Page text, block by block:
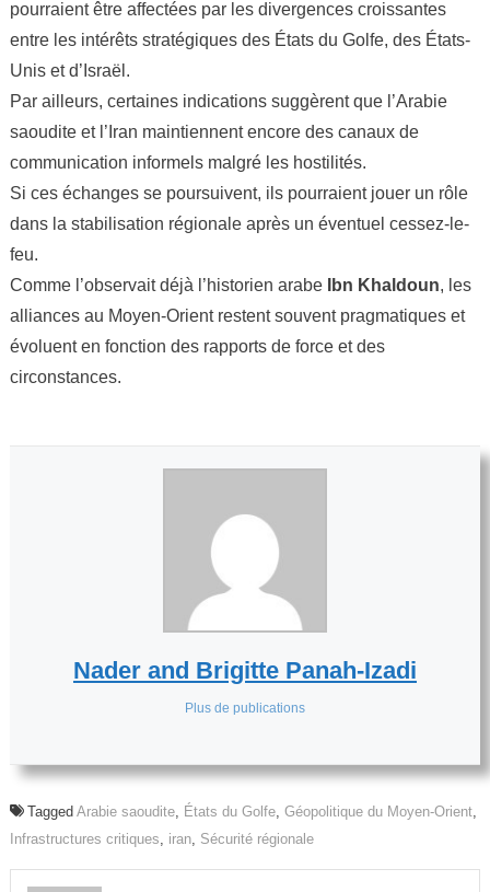
pourraient être affectées par les divergences croissantes
entre les intérêts stratégiques des États du Golfe, des États-
Unis et d’Israël.
Par ailleurs, certaines indications suggèrent que l’Arabie
saoudite et l’Iran maintiennent encore des canaux de
communication informels malgré les hostilités.
Si ces échanges se poursuivent, ils pourraient jouer un rôle
dans la stabilisation régionale après un éventuel cessez-le-
feu.
Comme l’observait déjà l’historien arabe
Ibn Khaldoun, les
alliances au Moyen-Orient restent souvent pragmatiques et
évoluent en fonction des rapports de force et des
circonstances.
Nader and Brigitte Panah-Izadi
Plus de publications
Tagged Arabie saoudite, États du Golfe, Géopolitique du Moyen-Orient,
Infrastructures critiques, iran, Sécurité régionale